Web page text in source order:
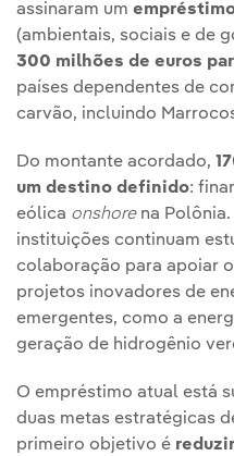
assinaram um
(ambientais, sociais e de
300 milhões de euros
países dependentes de
carvão, incluindo
Do montante acordado,
um destino definido:
eólica onshorena Polônia.
instituições continuam
colaboração para apoiar
projetos inovadores de
emergentes, como a
geração de hidrogênio
O empréstimo atual está
duas metas estratégicas
primeiro objetivo é